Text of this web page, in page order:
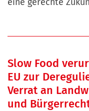
Slow Food
EU zur
Verrat an
und